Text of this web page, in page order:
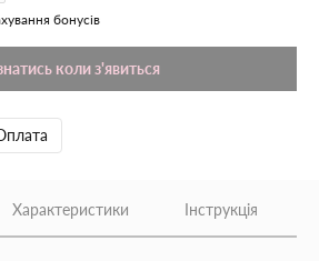
бонусів
коли з'явиться
Характеристики Інструкція